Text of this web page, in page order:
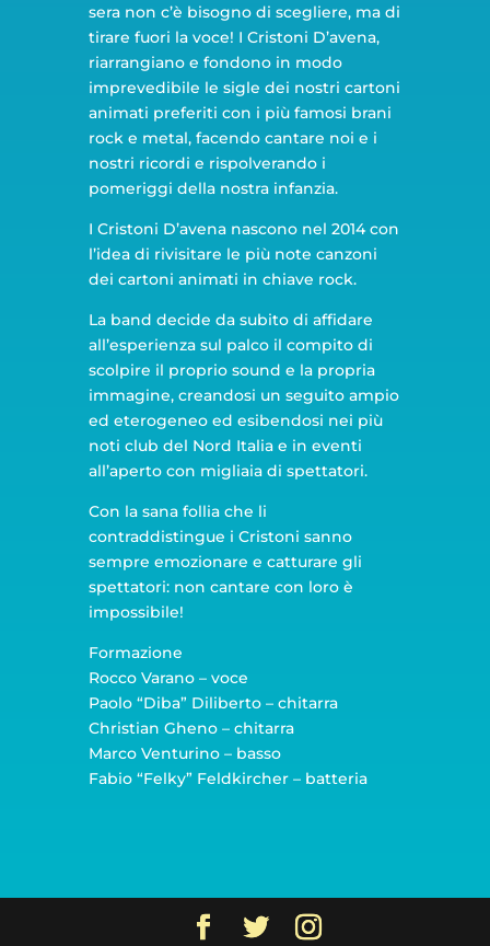
sera non c’è bisogno di scegliere, ma di
tirare fuori la voce! I Cristoni D’avena,
riarrangiano e fondono in modo
imprevedibile le sigle dei nostri cartoni
animati preferiti con i più famosi brani
rock e metal, facendo cantare noi e i
nostri ricordi e rispolverando i
pomeriggi della nostra infanzia.
I Cristoni D’avena nascono nel 2014 con
l’idea di rivisitare le più note canzoni
dei cartoni animati in chiave rock.
La band decide da subito di affidare
all’esperienza sul palco il compito di
scolpire il proprio sound e la propria
immagine, creandosi un seguito ampio
ed eterogeneo ed esibendosi nei più
noti club del Nord Italia e in eventi
all’aperto con migliaia di spettatori.
Con la sana follia che li
contraddistingue i Cristoni sanno
sempre emozionare e catturare gli
spettatori: non cantare con loro è
impossibile!
Formazione
Rocco Varano – voce
Paolo “Diba” Diliberto – chitarra
Christian Gheno – chitarra
Marco Venturino – basso
Fabio “Felky” Feldkircher – batteria